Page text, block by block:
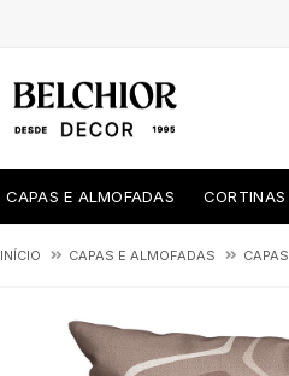
CAPAS E ALMOFADAS CORTINAS
INÍCIO CAPAS E ALMOFADAS CAPAS